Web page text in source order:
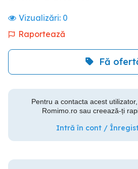
Vizualizări: 0
Raportează
Fă
Pentru a contacta acest
Romimo.ro sau creează-ți
Intră în cont /